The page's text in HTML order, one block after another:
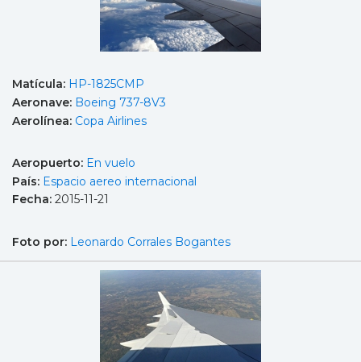
Matícula: HP-1825CMP
Aeronave: Boeing 737-8V3
Aerolínea: Copa Airlines
Aeropuerto: En vuelo
País: Espacio aereo internacional
Fecha: 2015-11-21
Foto por: Leonardo Corrales Bogantes